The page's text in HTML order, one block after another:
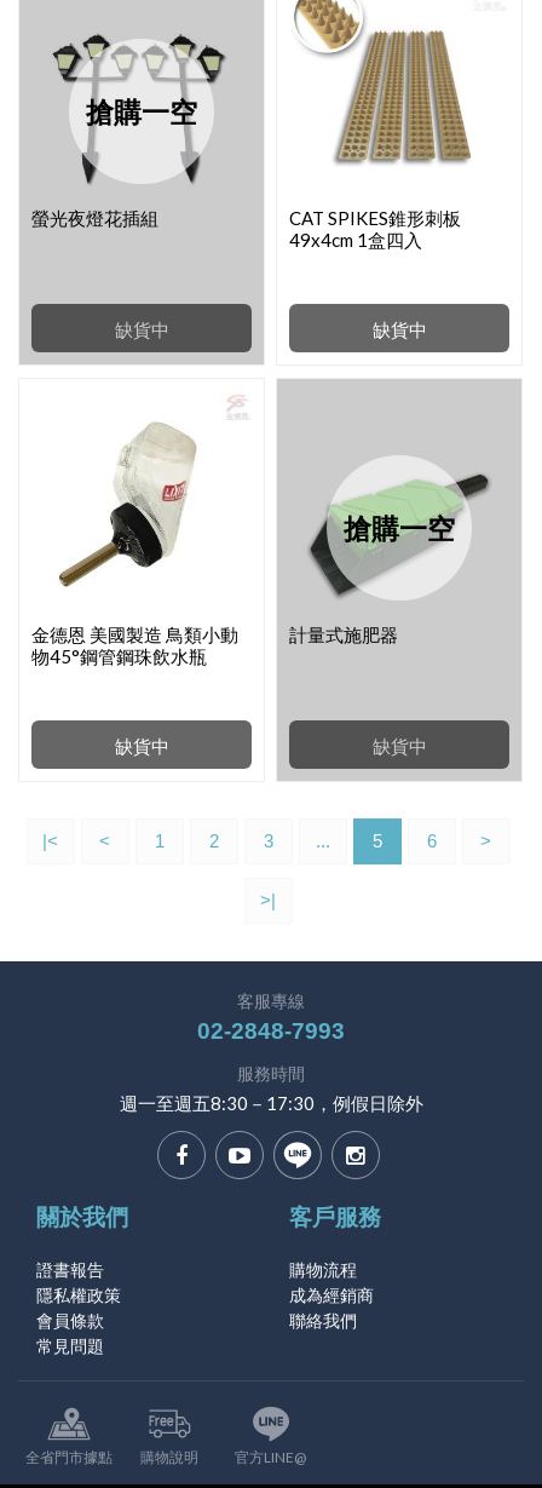
搶購一空
缺貨中
螢光夜燈花插組
缺貨中
CAT SPIKES錐形刺板
49x4cm 1盒四入
缺貨中
金德恩 美國製造 鳥類小動
物45°鋼管鋼珠飲水瓶
搶購一空
缺貨中
計量式施肥器
|< < 1 2 3 ... 5 6 >
>|
客服專線
02-2848-7993
服務時間
週一至週五8:30－17:30，例假日除外
關於我們
證書報告
隱私權政策
會員條款
常見問題
客戶服務
購物流程
成為經銷商
聯絡我們
全省門市據點 購物說明 官方LINE@